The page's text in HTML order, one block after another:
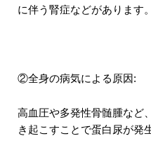
に伴う腎症などがあります。
②全身の病気による原因:
高血圧や多発性骨髄腫など
き起こすことで蛋白尿が発